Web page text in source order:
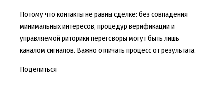
Потому что контакты не равны сделке: без совпадения
минимальных интересов, процедур верификации и
управляемой риторики переговоры могут быть лишь
каналом сигналов. Важно отличать процесс от результата.
Поделиться